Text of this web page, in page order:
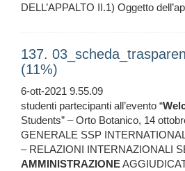
DELL’APPALTO II.1) Oggetto
137.
(11%)
6-ott-2021 9.55.09
studenti partecipanti all’evento “
Students” – Orto Botanico, 14
GENERALE SSP
– RELAZIONI INTERNAZIONALI
AMMINISTRAZIONE